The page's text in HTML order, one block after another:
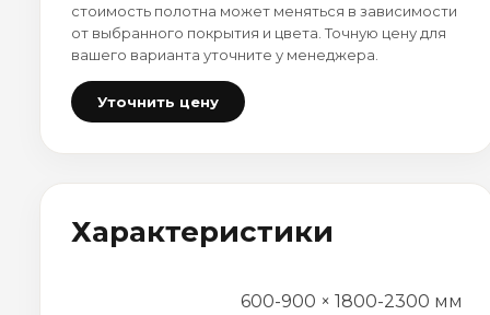
стоимость полотна может меняться в зависимости
от выбранного покрытия и цвета. Точную цену для
вашего варианта уточните у менеджера.
Уточнить цену
Характеристики
600-900 × 1800-2300 мм